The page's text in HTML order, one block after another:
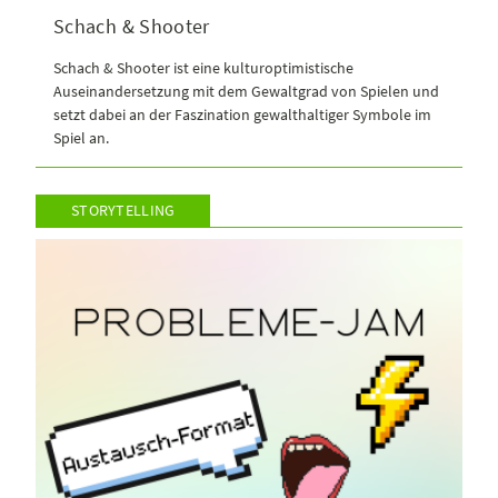
Schach & Shooter
Schach & Shooter ist eine kulturoptimistische
Auseinandersetzung mit dem Gewaltgrad von Spielen und
setzt dabei an der Faszination gewalthaltiger Symbole im
Spiel an.
STORYTELLING